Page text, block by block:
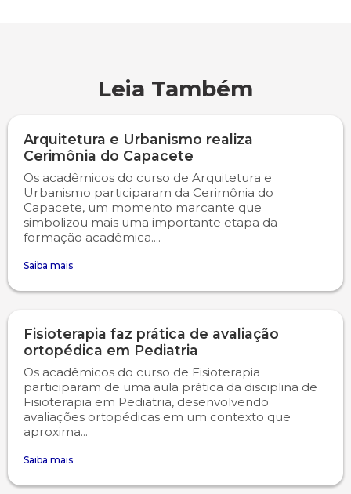
Leia Também
Arquitetura e Urbanismo realiza
Cerimônia do Capacete
Os acadêmicos do curso de Arquitetura e
Urbanismo participaram da Cerimônia do
Capacete, um momento marcante que
simbolizou mais uma importante etapa da
formação acadêmica....
Saiba mais
Fisioterapia faz prática de avaliação
ortopédica em Pediatria
Os acadêmicos do curso de Fisioterapia
participaram de uma aula prática da disciplina de
Fisioterapia em Pediatria, desenvolvendo
avaliações ortopédicas em um contexto que
aproxima...
Saiba mais